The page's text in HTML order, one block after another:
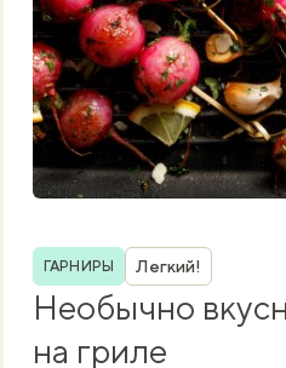
Рубрика
ГАРНИРЫ Легкий!
Необычно
на гриле